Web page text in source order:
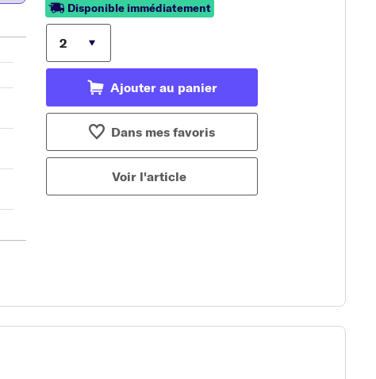
Disponible immédiatement
Ajouter au panier
Dans mes favoris
Voir l'article